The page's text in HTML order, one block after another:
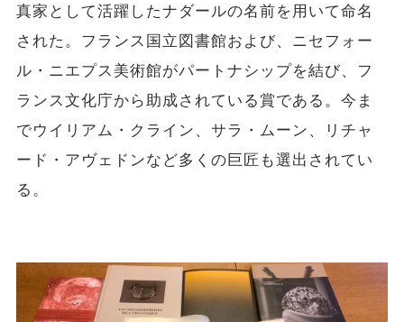
真家として活躍したナダールの名前を用いて命名
された。フランス国立図書館および、ニセフォー
ル・ニエプス美術館がパートナシップを結び、フ
ランス文化庁から助成されている賞である。今ま
でウイリアム・クライン、サラ・ムーン、リチャ
ード・アヴェドンなど多くの巨匠も選出されてい
る。